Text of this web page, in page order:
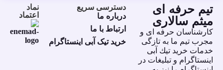
تیم حرفه ای
میثم سالاری
كارشناسان حرفه اى و
مجرب تيم ما به تازگى
خدمات خريد تيك آبى
اينستاگرام و تبليغات در
دسترسی سریع
درباره ما
ارتباط با ما
خرید تیک آبی اینستاگرام
نماد
اعتماد